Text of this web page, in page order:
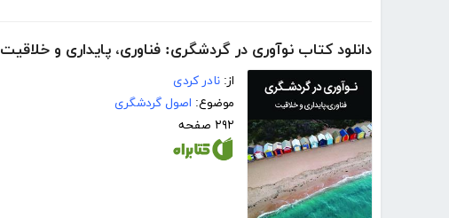
دانلود کتاب نوآوری در گردشگری: فناوری، پایداری و خلاقیت
از: نادر کردی
موضوع: اصول گردشگری
۲۹۲ صفحه